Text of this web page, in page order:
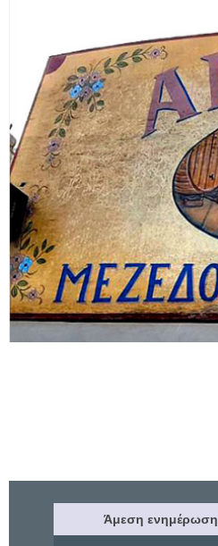
Άμεση ενημέρωση